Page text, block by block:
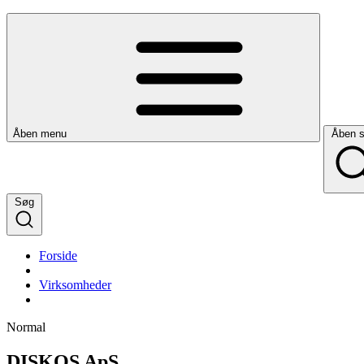
Åben menu Åben
Søg
Forside
Virksomheder
Normal